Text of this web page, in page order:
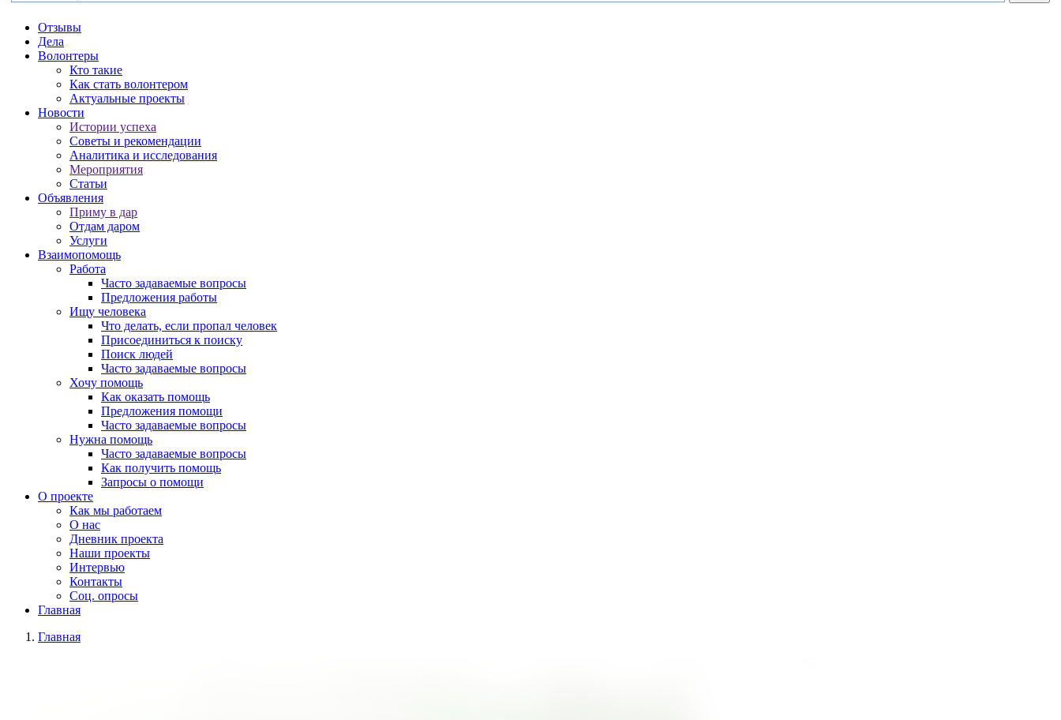
Отзывы
Дела
Волонтеры
Кто такие
Как стать волонтером
Актуальные проекты
Новости
Истории успеха
Советы и рекомендации
Аналитика и исследования
Мероприятия
Статьи
Объявления
Приму в дар
Отдам даром
Услуги
Взаимопомощь
Работа
Часто задаваемые вопросы
Предложения работы
Ищу человека
Что делать, если пропал человек
Присоединиться к поиску
Поиск людей
Часто задаваемые вопросы
Хочу помощь
Как оказать помощь
Предложения помощи
Часто задаваемые вопросы
Нужна помощь
Часто задаваемые вопросы
Как получить помощь
Запросы о помощи
О проекте
Как мы работаем
О нас
Дневник проекта
Наши проекты
Интервью
Контакты
Соц. опросы
Главная
Главная